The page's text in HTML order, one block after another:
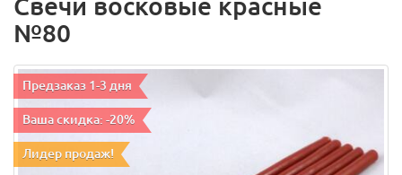
Свечи восковые красные
№80
Предзаказ 1-3 дня
Ваша скидка: -20%
Лидер продаж!